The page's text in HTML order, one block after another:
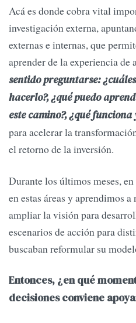
Acá es donde cobra vital
investigación externa,
externas e internas, que
aprender de la experiencia de
sentido preguntarse:
hacerlo?, ¿qué puedo
este camino?, ¿qué funciona
para acelerar la
el retorno de la inversión.
Durante los últimos meses,
en estas áreas y aprendimos
ampliar la visión para
escenarios de acción para
buscaban reformular su
Entonces, ¿en qué
decisiones conviene